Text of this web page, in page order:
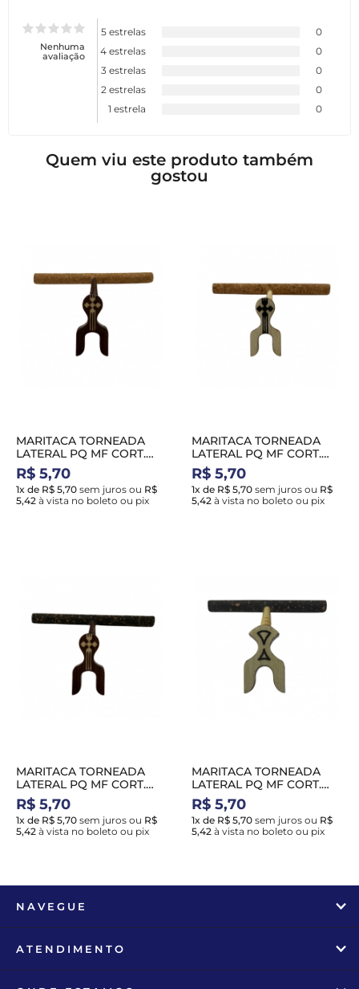
Nenhuma
avaliação
5 estrelas
0
4 estrelas
0
3 estrelas
0
2 estrelas
0
1 estrela
0
Quem viu este produto também
gostou
MARITACA TORNEADA
LATERAL PQ MF CORT.
NATURAL MARROM
R$ 5,70
1x de R$ 5,70 sem juros ou R$
5,42 à vista no boleto ou pix
MARITACA TORNEADA
LATERAL PQ MF CORT.
NATURAL BRANCA
R$ 5,70
1x de R$ 5,70 sem juros ou R$
5,42 à vista no boleto ou pix
MARITACA TORNEADA
LATERAL PQ MF CORT.
PRETA MARROM
R$ 5,70
1x de R$ 5,70 sem juros ou R$
5,42 à vista no boleto ou pix
MARITACA TORNEADA
LATERAL PQ MF CORT.
PRETA BRANCA
R$ 5,70
1x de R$ 5,70 sem juros ou R$
5,42 à vista no boleto ou pix
NAVEGUE
ATENDIMENTO